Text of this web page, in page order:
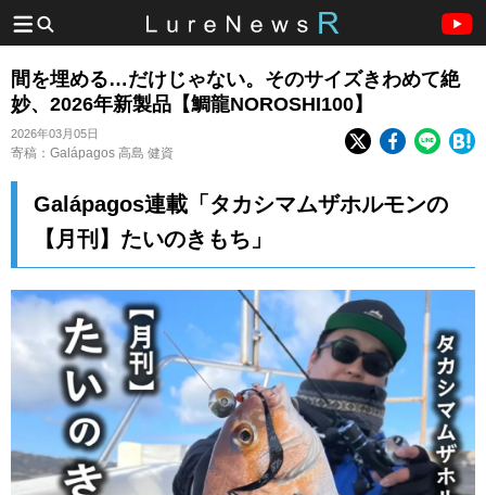
間を埋める…だけじゃない。そのサイズきわめて絶
妙、2026年新製品【鯛龍NOROSHI100】
2026年03月05日
寄稿：Galápagos 高島 健資
Galápagos連載「タカシマムザホルモンの
【月刊】たいのきもち」